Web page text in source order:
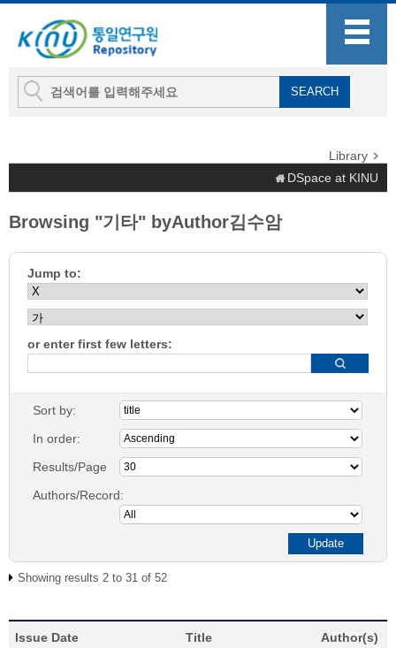
Library
DSpace at KINU
Browsing "기타" byAuthor김수암
Jump to:
or enter first few letters:
Sort by:
In order:
Results/Page
Authors/Record:
Showing results 2 to 31 of 52
Issue Date Title Author(s)